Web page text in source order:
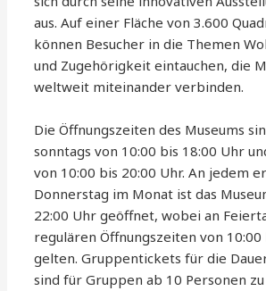
aus. Auf einer Fläche von 3.600
können Besucher in die Themen
und Zugehörigkeit eintauchen, die
weltweit miteinander verbinden.
Die Öffnungszeiten des Museums
sonntags von 10:00 bis 18:00 Uhr
von 10:00 bis 20:00 Uhr. An jedem
Donnerstag im Monat ist das
22:00 Uhr geöffnet, wobei an
regulären Öffnungszeiten von
gelten. Gruppentickets für die
sind für Gruppen ab 10 Personen